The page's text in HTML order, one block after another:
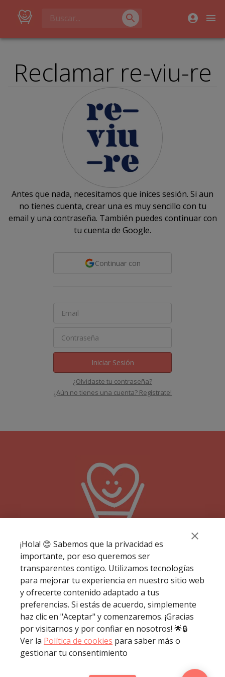
Reclamar re-viu-re
Antes que nada, necesitamos que inices sesión. Si aun
no tienes cuenta, crear una es muy sencillo con tu
email y una contraseña. También puedes continuar con
tu cuenta de Google.
Continuar con
Iniciar Sesión
¿Olvidaste tu contraseña?
¿Aún no tienes una cuenta? Regístrate!
Términos y condiciones
Política de privacidad
Política de cookies
Envíar comentarios
¡Hola! 😊 Sabemos que la privacidad es
importante, por eso queremos ser
transparentes contigo. Utilizamos tecnologías
para mejorar tu experiencia en nuestro sitio web
y ofrecerte contenido adaptado a tus
preferencias. Si estás de acuerdo, simplemente
haz clic en "Aceptar" y comenzaremos. ¡Gracias
por visitarnos y por confiar en nosotros! 🌟🔒
Ver la Política de cookies para saber más o
gestionar tu consentimiento